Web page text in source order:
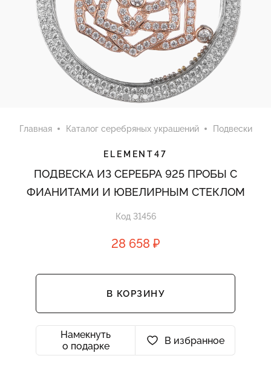
Главная Каталог серебряных украшений Подвески
ELEMENT47
ПОДВЕСКА ИЗ СЕРЕБРА 925 ПРОБЫ С
ФИАНИТАМИ И ЮВЕЛИРНЫМ СТЕКЛОМ
Код 31456
28 658 ₽
В КОРЗИНУ
Намекнуть
о подарке
В избранное